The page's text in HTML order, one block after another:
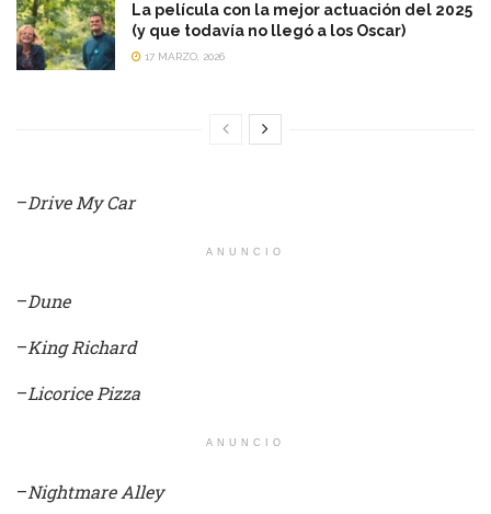
La película con la mejor actuación del 2025
(y que todavía no llegó a los Oscar)
17 MARZO, 2026
–Drive My Car
ANUNCIO
–Dune
–King Richard
–Licorice Pizza
ANUNCIO
–Nightmare Alley